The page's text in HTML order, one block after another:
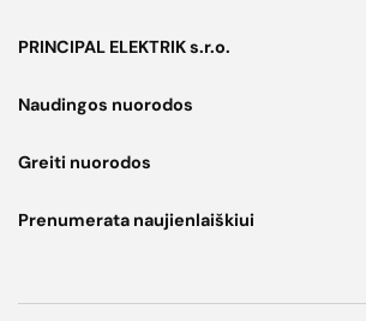
PRINCIPAL ELEKTRIK s.r.o.PRINCIPAL ELEKTRIK s.r.o.
Naudingos nuorodosNaudingos nuorodos
Greiti nuorodos
Prenumerata naujienlaiškiuiPrenumerata naujienlaiškiui